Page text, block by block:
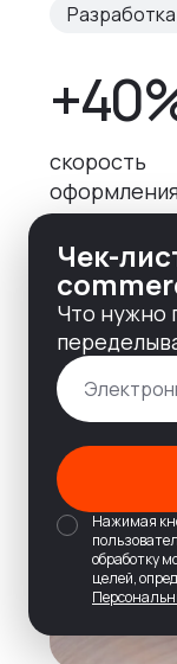
скорость
Чек-
Что нужно
Нажимая
обработку
целей,